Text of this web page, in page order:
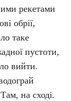
рекетами
обрії,
таке
пустоти,
вийти.
на сході.